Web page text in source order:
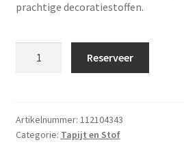
prachtige decoratiestoffen.
aantal
Reserveer
Artikelnummer: 112104343
Categorie: Tapijt en Stof